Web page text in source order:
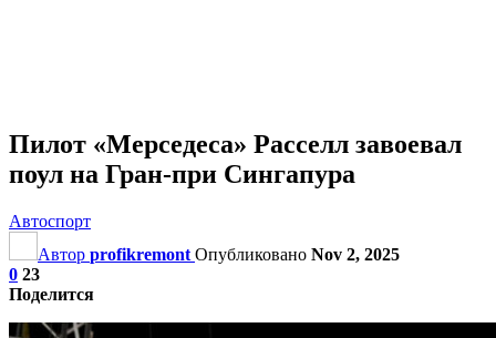
Пилот «Мерседеса» Расселл завоевал
поул на Гран‑при Сингапура
Автоспорт
Автор profikremont Опубликовано Nov 2, 2025
0 23
Поделится